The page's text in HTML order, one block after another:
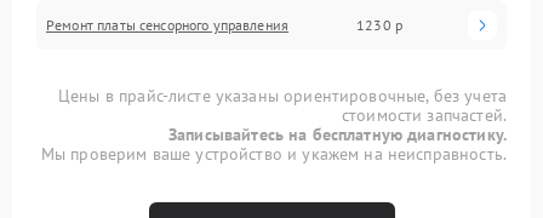
Ремонт платы сенсорного управления 1230 р
Цены в прайс-листе указаны ориентировочные, без учета
стоимости запчастей.
Записывайтесь на бесплатную диагностику.
Мы проверим ваше устройство и укажем на неисправность.